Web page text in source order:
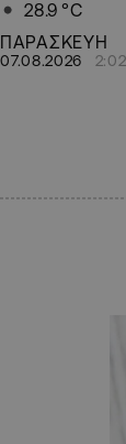
28.9 °C
ΠΑΡΑΣΚΕΥΗ
07.08.2026 2:02